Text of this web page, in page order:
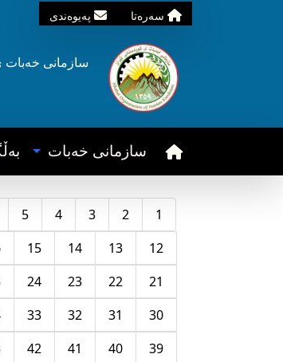
سه‌ره‌تا په‌یوه‌ندی
سازمانی خه‌بات
سازمانی خه‌بات
1
2
3
4
5
12
13
14
15
21
22
23
24
30
31
32
33
39
40
41
42